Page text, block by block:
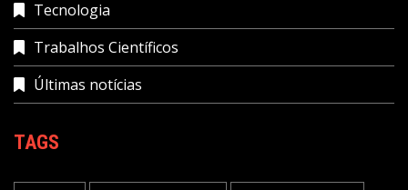
Tecnologia
Trabalhos Científicos
Últimas notícias
TAGS